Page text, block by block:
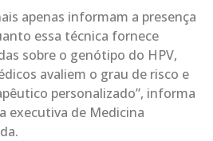
apenas informam a presença
essa técnica fornece
sobre o genótipo do HPV,
avaliem o grau de risco e
personalizado”, informa
executiva de Medicina